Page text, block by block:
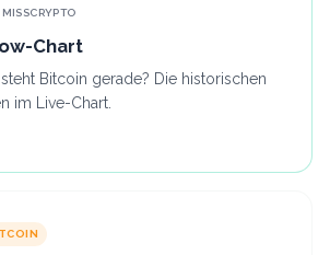
Chart
Bitcoin gerade? Die historischen
im Live-Chart.